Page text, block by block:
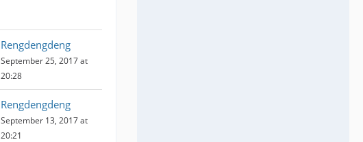
Rengdengdeng
September 25, 2017 at
20:28
Rengdengdeng
September 13, 2017 at
20:21